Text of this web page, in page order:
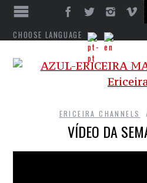
CHOOSE LANGUAGE
ERICEIRA CHANNELS
VÍDEO DA